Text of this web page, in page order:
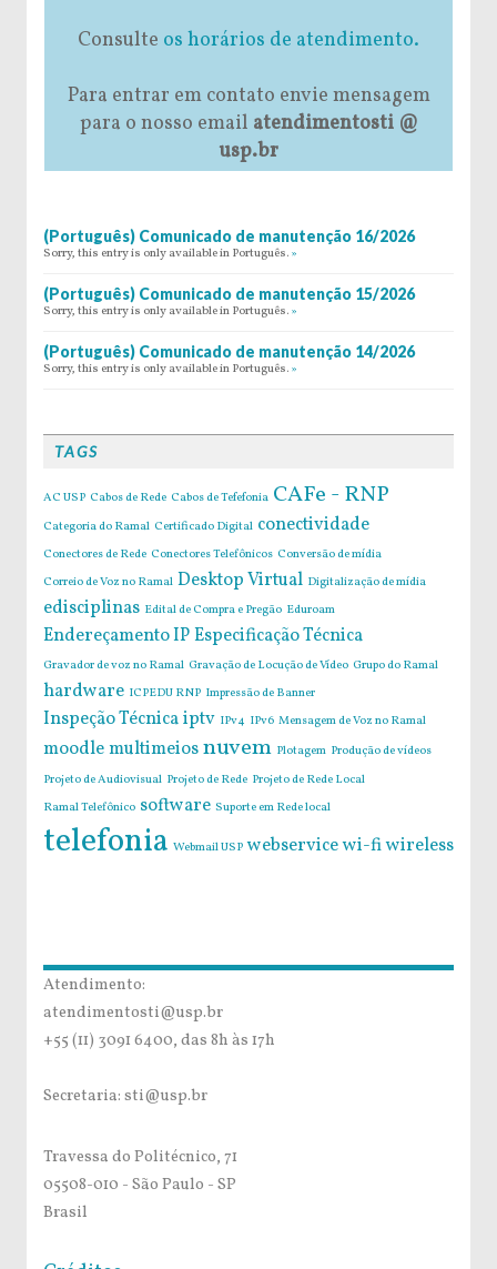
Consulte os horários de atendimento.
Para entrar em contato envie mensagem
para o nosso email atendimentosti @
usp.br
(Português) Comunicado de manutenção 16/2026
Sorry, this entry is only available in Português. »
(Português) Comunicado de manutenção 15/2026
Sorry, this entry is only available in Português. »
(Português) Comunicado de manutenção 14/2026
Sorry, this entry is only available in Português. »
TAGS
AC USP Cabos de Rede Cabos de Tefefonia CAFe - RNP
Categoria do Ramal Certificado Digital conectividade
Conectores de Rede Conectores Telefônicos Conversão de mídia
Correio de Voz no Ramal Desktop Virtual Digitalização de mídia
edisciplinas Edital de Compra e Pregão Eduroam
Endereçamento IPEspecificação Técnica
Gravador de voz no Ramal Gravação de Locução de Vídeo Grupo do Ramal
hardware ICPEDU RNP Impressão de Banner
Inspeção Técnicaiptv IPv4 IPv6 Mensagem de Voz no Ramal
moodlemultimeiosnuvem Plotagem Produção de vídeos
Projeto de Audiovisual Projeto de Rede Projeto de Rede Local
Ramal Telefônico software Suporte em Rede local
telefonia Webmail USP webservicewi-fiwireless
Atendimento:
atendimentosti@usp.br
+55 (11) 3091 6400, das 8h às 17h
Secretaria: sti@usp.br
Travessa do Politécnico, 71
05508-010 - São Paulo - SP
Brasil